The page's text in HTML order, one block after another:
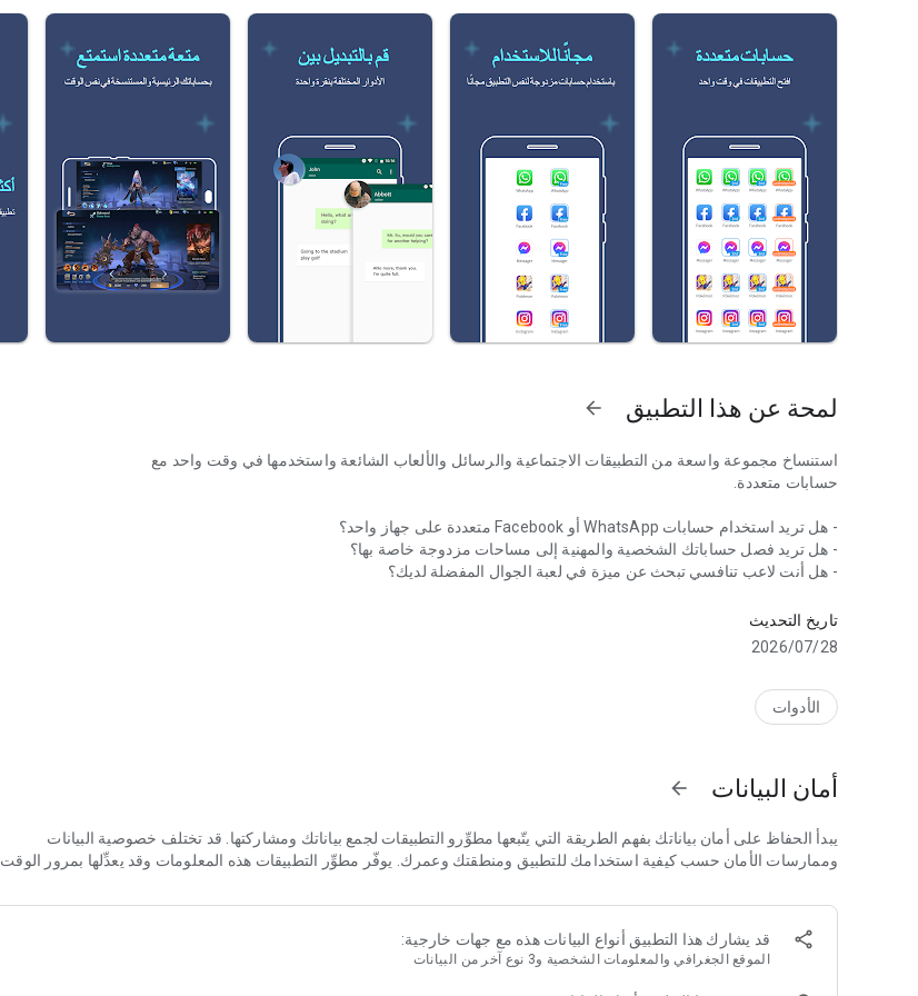
لمحة عن هذا التطبيق arrow_forward
استنساخ مجموعة واسعة من التطبيقات الاجتماعية والرسائل والألعاب الشائعة واستخدمها في وقت واحد مع
حسابات متعددة.
- هل تريد استخدام حسابات WhatsApp أو Facebook متعددة على جهاز واحد؟
- هل تريد فصل حساباتك الشخصية والمهنية إلى مساحات مزدوجة خاصة بها؟
- هل أنت لاعب تنافسي تبحث عن ميزة في لعبة الجوال المفضلة لديك؟
اختر حسابات متعددة! كواحد من أكثر تطبيقات الاستنساخ التي يتم تنزيلها وأفضلها تصنيفًا في السوق ، نساعد ملايين المستخدمين على
دلائل الميزات
استنساخ التطبيقات الاجتماعية والألعاب الشائعة ؛ الوصول إلى حسابات متعددة في نفس الوقت على جهاز واحد.
✓ اكسب ميزة مع حسابات مزدوجة في أفضل ألعاب الهاتف المحمول واستمتع بمضاعفة المتعة!
✓ لن تتداخل البيانات من هذه الحسابات مع الآخرين.
احتفظ بحسابات احترافية وشخصية مزدوجة في مساحات مزدوجة.
✓ حافظ على توازن جيد بين العمل والحياة واحتفظ بملفاتك الشخصية منفصلة.
يمكنك التبديل بسهولة بين حسابات العمل والحسابات الشخصية.
✓ تأكد من أن بيانات العمل وجهات الاتصال الخاصة بك لا تختلط أبدًا ببياناتك الشخصية.
تاريخ التحديث
28‏/07‏/2026
الأدوات
أمان البيانات arrow_forward
يبدأ الحفاظ على أمان بياناتك بفهم الطريقة التي يتّبعها مطوِّرو التطبيقات لجمع بياناتك ومشاركتها. قد تختلف خصوصية البيانات
وممارسات الأمان حسب كيفية استخدامك للتطبيق ومنطقتك وعمرك. يوفّر مطوِّر التطبيقات هذه المعلومات وقد يعدِّلها بمرور الوقت.
قد يشارك هذا التطبيق أنواع البيانات هذه مع جهات خارجية:
الموقع الجغرافي والمعلومات الشخصية و3 نوع آخر من البيانات